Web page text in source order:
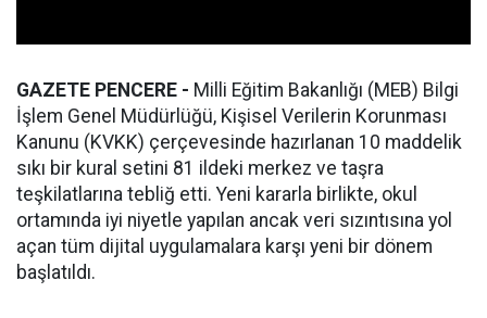
GAZETE PENCERE - Milli Eğitim Bakanlığı (MEB) Bilgi
İşlem Genel Müdürlüğü, Kişisel Verilerin Korunması
Kanunu (KVKK) çerçevesinde hazırlanan 10 maddelik
sıkı bir kural setini 81 ildeki merkez ve taşra
teşkilatlarına tebliğ etti. Yeni kararla birlikte, okul
ortamında iyi niyetle yapılan ancak veri sızıntısına yol
açan tüm dijital uygulamalara karşı yeni bir dönem
başlatıldı.